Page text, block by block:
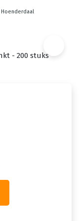
Hoenderdaal